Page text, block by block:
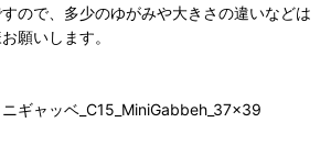
ので、多少のゆがみや大きさの違いなどは
願いします。
ギャッベ_C15_MiniGabbeh_37x39